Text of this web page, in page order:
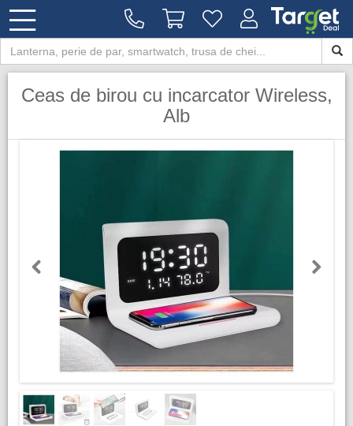
Ceas de birou cu incarcator Wireless,
Alb
Previous